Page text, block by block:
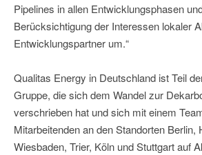
Pipelines in allen Entwicklungsphasen
Berücksichtigung der Interessen lokaler
Entwicklungspartner um.“
Qualitas Energy in Deutschland ist Teil
Gruppe, die sich dem Wandel zur
verschrieben hat und sich mit einem
Mitarbeitenden an den Standorten Berlin,
Wiesbaden, Trier, Köln und Stuttgart auf